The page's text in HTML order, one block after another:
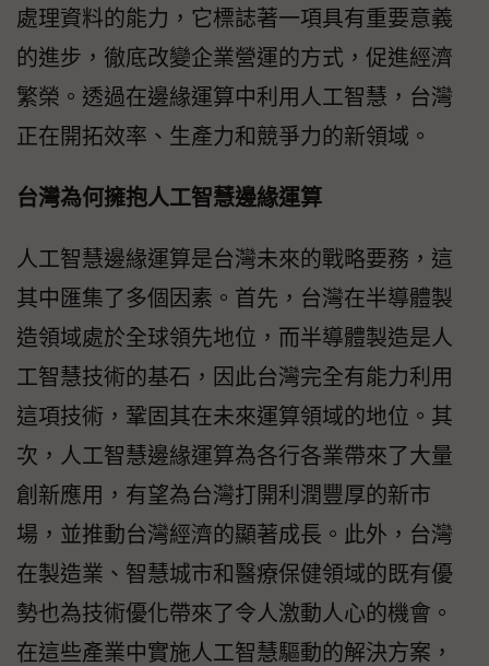
處理資料的能力，它標誌著一項具有重要意義
的進步，徹底改變企業營運的方式，促進經濟
繁榮。透過在邊緣運算中利用人工智慧，台灣
正在開拓效率、生產力和競爭力的新領域。
台灣為何擁抱人工智慧邊緣運算
人工智慧邊緣運算是台灣未來的戰略要務，這
其中匯集了多個因素。首先，台灣在半導體製
造領域處於全球領先地位，而半導體製造是人
工智慧技術的基石，因此台灣完全有能力利用
這項技術，鞏固其在未來運算領域的地位。其
次，人工智慧邊緣運算為各行各業帶來了大量
創新應用，有望為台灣打開利潤豐厚的新市
場，並推動台灣經濟的顯著成長。此外，台灣
在製造業、智慧城市和醫療保健領域的既有優
勢也為技術優化帶來了令人激動人心的機會。
在這些產業中實施人工智慧驅動的解決方案，